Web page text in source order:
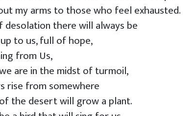
my arms to those who feel exhausted.
desolation there will always be
to us, full of hope,
from Us,
are in the midst of turmoil,
rise from somewhere
the desert will grow a plant.